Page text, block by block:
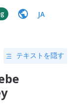
JA
テキストを隠す